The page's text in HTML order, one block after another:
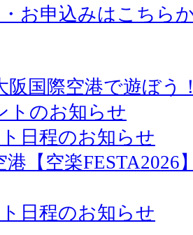
お申込みはこちら
阪国際空港で遊ぼう
トのお知らせ
日程のお知らせ
港【空楽
日程のお知らせ